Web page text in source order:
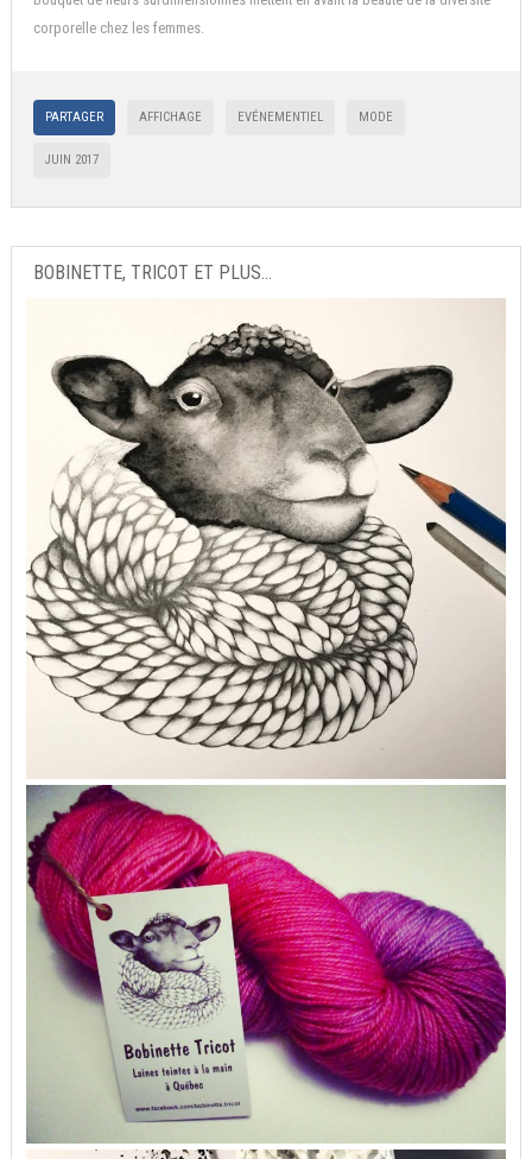
corporelle chez les femmes.
PARTAGER AFFICHAGE EVÉNEMENTIEL MODE
JUIN 2017
BOBINETTE, TRICOT ET PLUS...